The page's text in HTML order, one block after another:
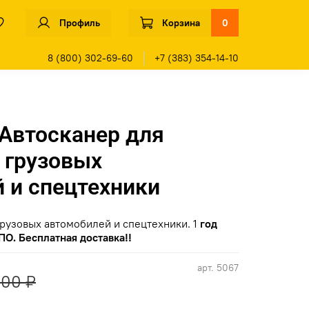
Профиль Корзина 0
8 (800) 302-69-60 +7 (383) 354-14-10
арт. 5067
для
спецтехники
₽
автомобилей и спецтехники. 1 год
Бесплатная доставка!!